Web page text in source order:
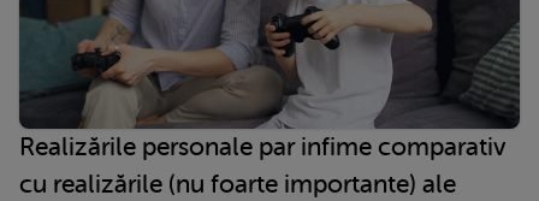
Realizările personale par infime comparativ
cu realizările (nu foarte importante) ale